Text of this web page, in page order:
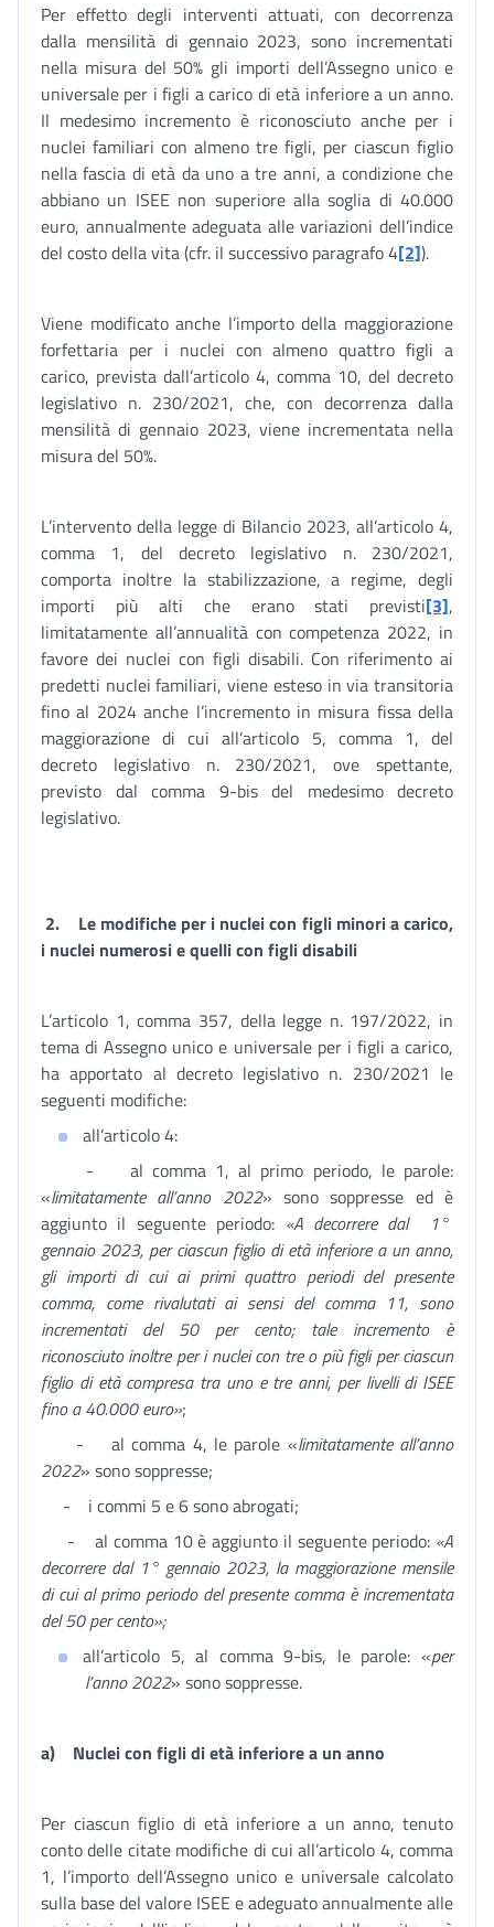
Per effetto degli interventi attuati, con decorrenza
dalla mensilità di gennaio 2023, sono incrementati
nella misura del 50% gli importi dell’Assegno unico e
universale per i figli a carico di età inferiore a un anno.
Il medesimo incremento è riconosciuto anche per i
nuclei familiari con almeno tre figli, per ciascun figlio
nella fascia di età da uno a tre anni, a condizione che
abbiano un ISEE non superiore alla soglia di 40.000
euro, annualmente adeguata alle variazioni dell’indice
del costo della vita (cfr. il successivo paragrafo 4[2]).
Viene modificato anche l’importo della maggiorazione
forfettaria per i nuclei con almeno quattro figli a
carico, prevista dall’articolo 4, comma 10, del decreto
legislativo n. 230/2021, che, con decorrenza dalla
mensilità di gennaio 2023, viene incrementata nella
misura del 50%.
L’intervento della legge di Bilancio 2023, all’articolo 4,
comma 1, del decreto legislativo n. 230/2021,
comporta inoltre la stabilizzazione, a regime, degli
importi più alti che erano stati previsti[3],
limitatamente all’annualità con competenza 2022, in
favore dei nuclei con figli disabili. Con riferimento ai
predetti nuclei familiari, viene esteso in via transitoria
fino al 2024 anche l’incremento in misura fissa della
maggiorazione di cui all’articolo 5, comma 1, del
decreto legislativo n. 230/2021, ove spettante,
previsto dal comma 9-bis del medesimo decreto
legislativo.
2. Le modifiche per i nuclei con figli minori a carico,
i nuclei numerosi e quelli con figli disabili
L’articolo 1, comma 357, della legge n. 197/2022, in
tema di Assegno unico e universale per i figli a carico,
ha apportato al decreto legislativo n. 230/2021 le
seguenti modifiche:
all’articolo 4:
- al comma 1, al primo periodo, le parole:
«limitatamente all’anno 2022» sono soppresse ed è
aggiunto il seguente periodo: «A decorrere dal 1°
gennaio 2023, per ciascun figlio di età inferiore a un anno,
gli importi di cui ai primi quattro periodi del presente
comma, come rivalutati ai sensi del comma 11, sono
incrementati del 50 per cento; tale incremento è
riconosciuto inoltre per i nuclei con tre o più figli per ciascun
figlio di età compresa tra uno e tre anni, per livelli di ISEE
fino a 40.000 euro»;
- al comma 4, le parole «limitatamente all’anno
2022» sono soppresse;
- i commi 5 e 6 sono abrogati;
- al comma 10 è aggiunto il seguente periodo: «A
decorrere dal 1° gennaio 2023, la maggiorazione mensile
di cui al primo periodo del presente comma è incrementata
del 50 per cento»;
all’articolo 5, al comma 9-bis, le parole: «per
l’anno 2022» sono soppresse.
a) Nuclei con figli di età inferiore a un anno
Per ciascun figlio di età inferiore a un anno, tenuto
conto delle citate modifiche di cui all’articolo 4, comma
1, l’importo dell’Assegno unico e universale calcolato
sulla base del valore ISEE e adeguato annualmente alle